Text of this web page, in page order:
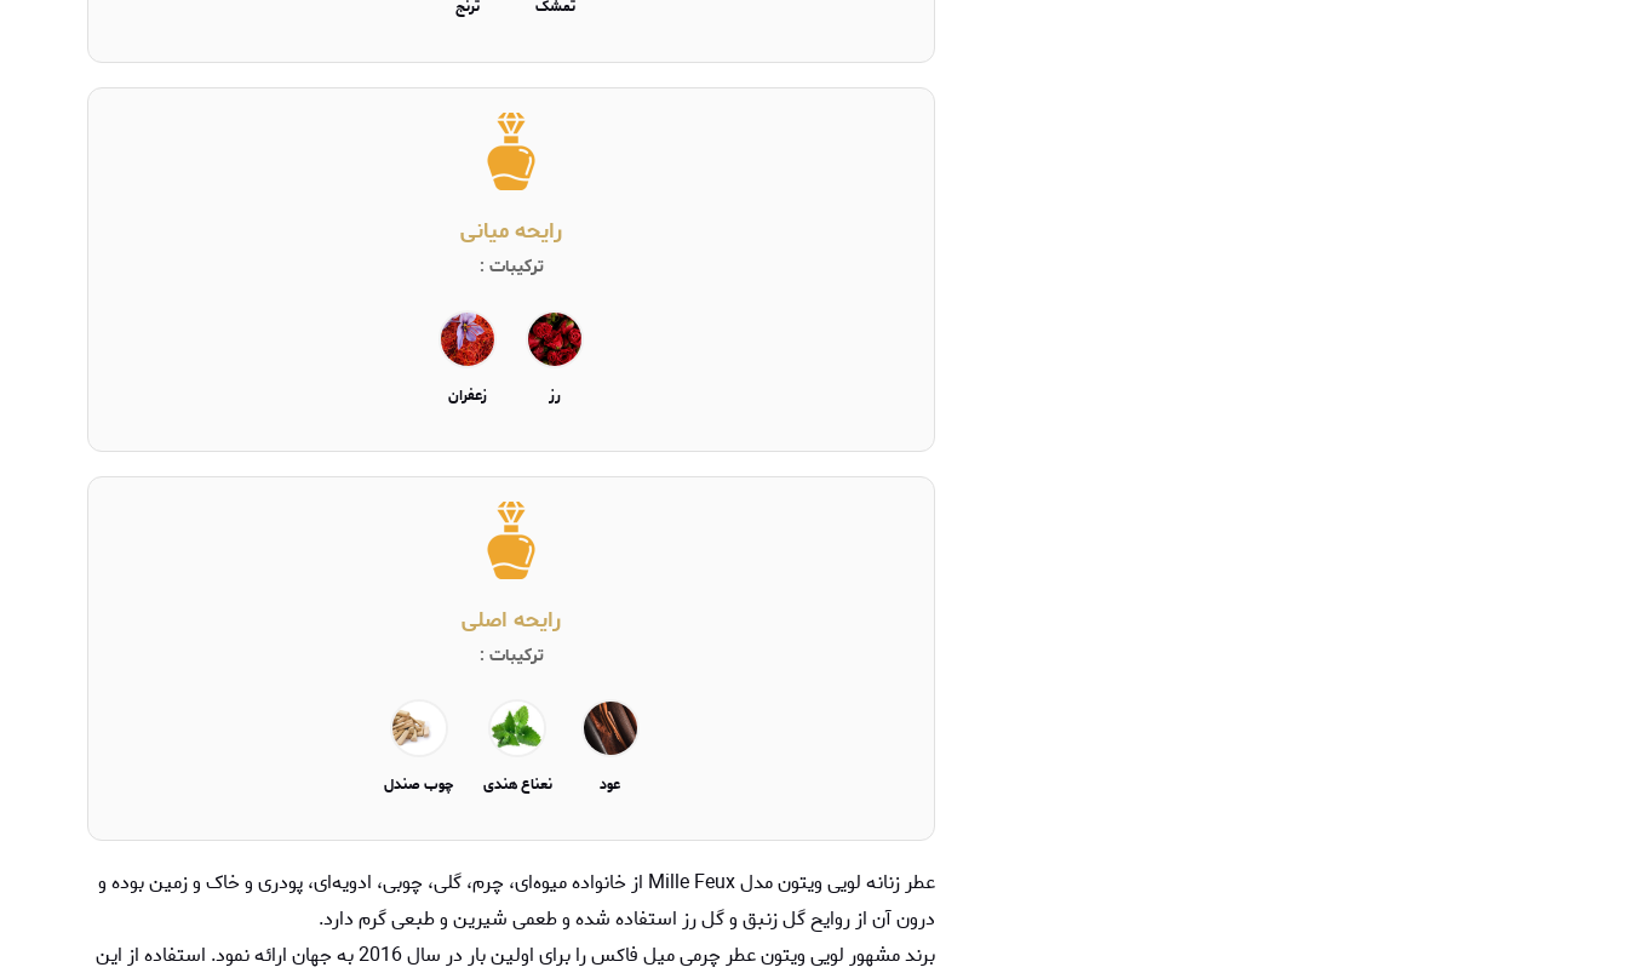
تمشک ترنج
رایحه میانی
ترکیبات :
رز زعفران
رایحه اصلی
ترکیبات :
عود نعناع هندی چوب صندل
عطر زنانه لویی ویتون مدل Mille Feux از خانواده میوه‌ای، چرم، گلی، چوبی، ادویه‌ای، پودری و خاک و زمین بوده و
درون آن از روایح گل زنبق و گل رز استفاده شده و طعمی شیرین و طبعی گرم دارد.
برند مشهور لویی ویتون عطر چرمی میل فاکس را برای اولین بار در سال 2016 به جهان ارائه نمود. استفاده از این